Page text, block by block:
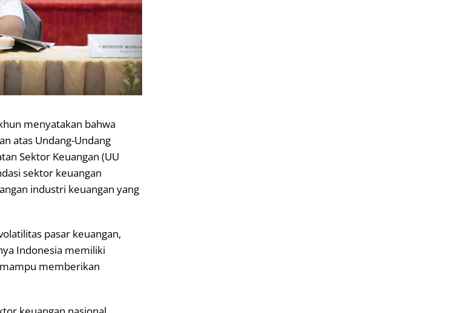
menyatakan bahwa
atas Undang-Undang
Sektor Keuangan (UU
sektor keuangan
industri keuangan yang
pasar keuangan,
Indonesia memiliki
memberikan